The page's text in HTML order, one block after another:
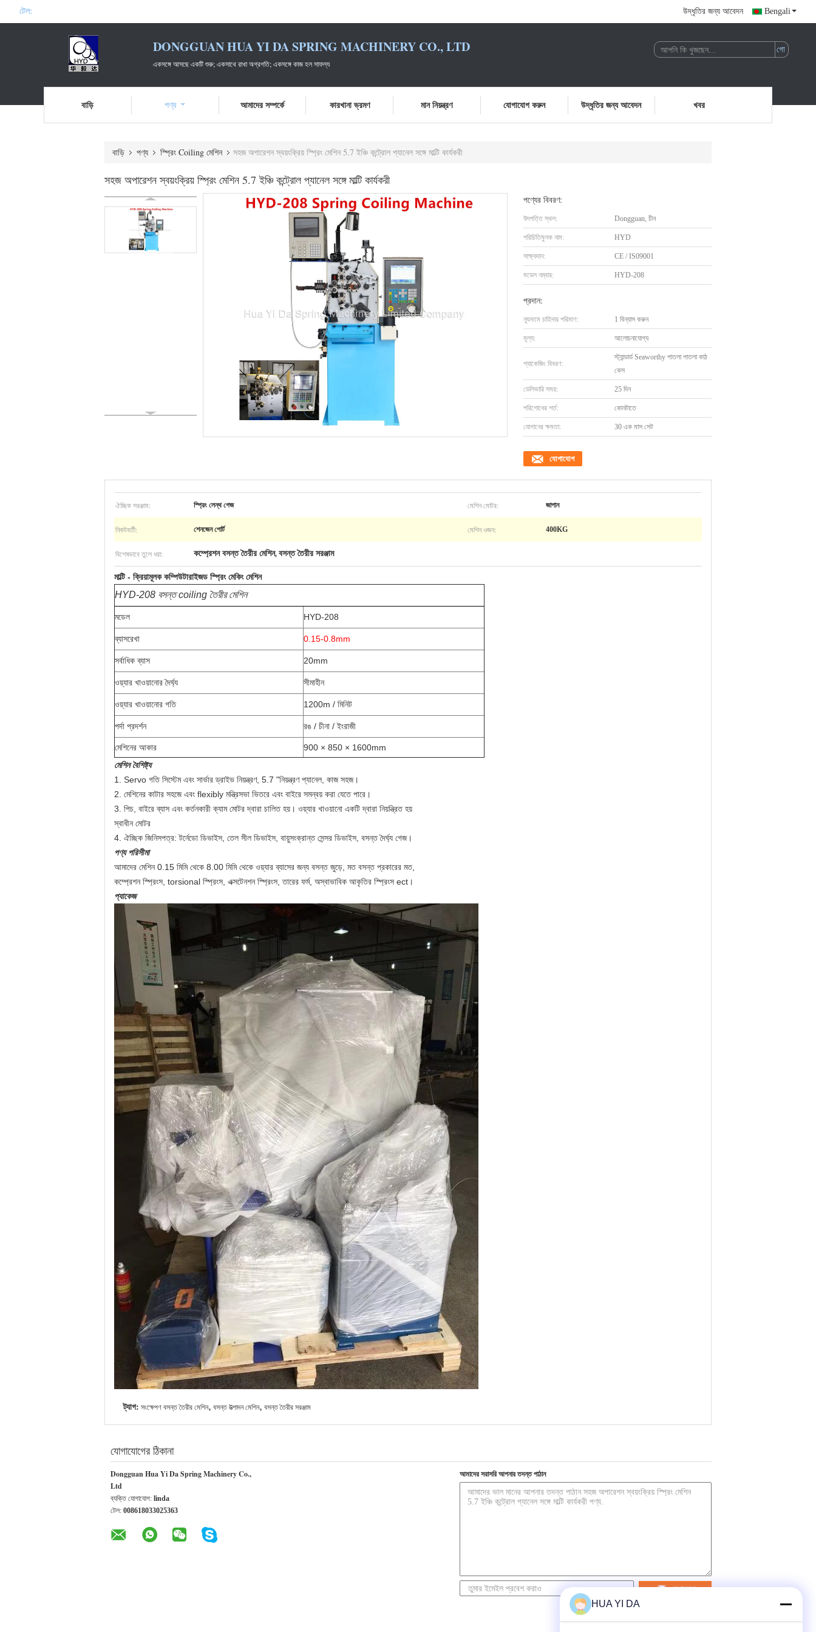
টেল: উদ্ধৃতির জন্য আবেদন Bengali
DONGGUAN HUA YI DA SPRING MACHINERY CO., LTD
একসঙ্গে আসছে একটি শুরু; একসাথে রাখা অগ্রগতি; একসঙ্গে কাজ হল সাফল্য
বাড়ি পণ্য আমাদের সম্পর্কে কারখানা ভ্রমণ মান নিয়ন্ত্রণ যোগাযোগ করুন উদ্ধৃতির জন্য আবেদন খবর
বাড়ি পণ্য স্প্রিং Coiling মেশিন সহজ অপারেশন স্বয়ংক্রিয় স্প্রিং মেশিন 5.7 ইঞ্চি কন্ট্রোল প্যানেল সঙ্গে মাল্টি কার্যকরী
সহজ অপারেশন স্বয়ংক্রিয় স্প্রিং মেশিন 5.7 ইঞ্চি কন্ট্রোল প্যানেল সঙ্গে মাল্টি কার্যকরী
পণ্যের বিবরণ:
উৎপত্তি স্থল: Dongguan, চীন
পরিচিতিমুলক নাম: HYD
সাক্ষ্যদান: CE / IS09001
মডেল নম্বার: HYD-208
প্রদান:
ন্যূনতম চাহিদার পরিমাণ: 1 বিন্যাস করুন
মূল্য: আলোচনাযোগ্য
প্যাকেজিং বিবরণ:
স্ট্যান্ডার্ড Seaworthy পাতলা পাতলা কাঠ
কেস
ডেলিভারি সময়: 25 দিন
পরিশোধের শর্ত: কোনটাতে
যোগানের ক্ষমতা: 30 এক মাস সেট
যোগাযোগ
ঐচ্ছিক সরঞ্জাম: স্প্রিং লেন্থ গেজ মেশিন মোটর: জাপান
নিকটবর্তী: শেনজেন পোর্ট মেশিন ওজন: 400KG
বিশেষভাবে তুলে ধরা: কম্প্রেশন বসন্ত তৈরীর মেশিন, বসন্ত তৈরীর সরঞ্জাম
মাল্টি - ক্রিয়ামূলক কম্পিউটারাইজড স্প্রিং মেকিং মেশিন
HYD-208 বসন্ত coiling তৈরীর মেশিন
মডেল HYD-208
ব্যাসরেখা 0.15-0.8mm
সর্বাধিক ব্যাস 20mm
ওয়্যার খাওয়ানোর দৈর্ঘ্য সীমাহীন
ওয়্যার খাওয়ানোর গতি 1200m / মিনিট
পর্দা প্রদর্শন রঙ / চীনা / ইংরাজী
মেশিনের আকার
900 × 850 × 1600mm
মেশিন বৈশিষ্ট্য
1. Servo গতি সিস্টেম এবং সার্ভার ড্রাইভ নিয়ন্ত্রণ, 5.7 "নিয়ন্ত্রণ প্যানেল, কাজ সহজ।
2. মেশিনের কাটার সহজে এবং flexibly মন্ত্রিসভা ভিতরে এবং বাইরে সমন্বয় করা যেতে পারে।
3. পিচ, বাইরে ব্যাস এবং কর্তনকারী ক্যাম মোটর দ্বারা চালিত হয়। ওয়্যার খাওয়ানো একটি দ্বারা নিয়ন্ত্রিত হয়
স্বাধীন মোটর
4. ঐচ্ছিক জিনিসপত্র: টর্নেডো ডিভাইস, তেল সীল ডিভাইস, বায়ুসংক্রান্ত সেন্সর ডিভাইস, বসন্ত দৈর্ঘ্য গেজ।
পণ্য পরিসীমা
আমাদের মেশিন 0.15 মিমি থেকে 8.00 মিমি থেকে ওয়্যার ব্যাসের জন্য বসন্ত জুড়ে, মত বসন্ত প্রকারের মত,
কম্প্রেশন স্প্রিংস, torsional স্প্রিংস, এক্সটেনশন স্প্রিংস, তারের ফর্ম, অস্বাভাবিক আকৃতির স্প্রিংস ect।
প্যাকেজ
ট্যাগ: সংক্ষেপণ বসন্ত তৈরীর মেশিন, বসন্ত উত্পাদন মেশিন, বসন্ত তৈরীর সরঞ্জাম
যোগাযোগের ঠিকানা
Dongguan Hua Yi Da Spring Machinery Co.,
Ltd
ব্যক্তি যোগাযোগ: linda
টেল: 008618033025363
আমাদের সরাসরি আপনার তদন্ত পাঠান
যোগাযোগ
HUA YI DA